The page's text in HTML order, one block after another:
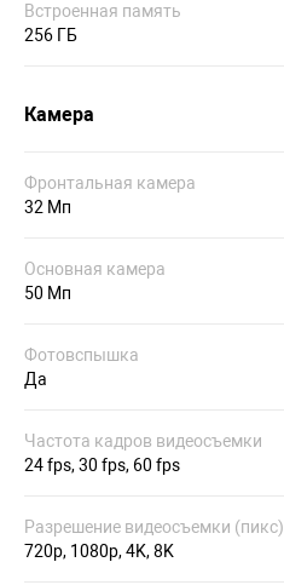
Встроенная память
256 ГБ
Камера
Фронтальная камера
32 Мп
Основная камера
50 Мп
Фотовспышка
Да
Частота кадров видеосъемки
24 fps, 30 fps, 60 fps
Разрешение видеосъемки (пикс)
720p, 1080p, 4K, 8K